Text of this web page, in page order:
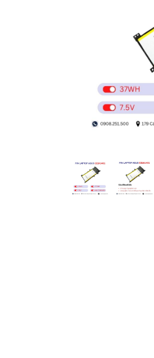
Dịch vụ thay pin
hãng, uy tín tại
Thay sạc Surface
Thay màn hình
Quạt Laptop